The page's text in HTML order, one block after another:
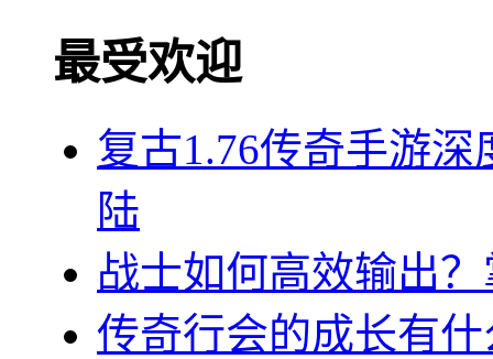
最受欢迎
复古1.76传奇手游
陆
战士如何高效输出
传奇行会的成长有